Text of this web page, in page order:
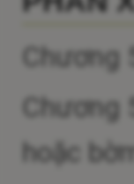
hoặc